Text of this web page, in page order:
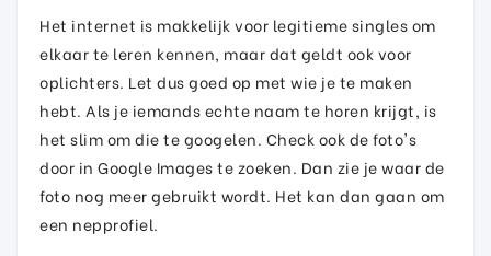
Het internet is makkelijk voor legitieme singles om
elkaar te leren kennen, maar dat geldt ook voor
oplichters. Let dus goed op met wie je te maken
hebt. Als je iemands echte naam te horen krijgt, is
het slim om die te googelen. Check ook de foto's
door in Google Images te zoeken. Dan zie je waar de
foto nog meer gebruikt wordt. Het kan dan gaan om
een nepprofiel.